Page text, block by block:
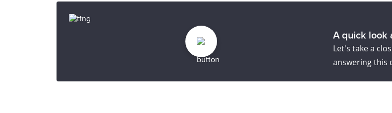
A quick look
Let's take a
answering this